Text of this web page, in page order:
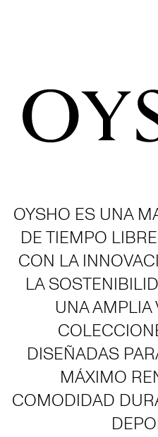
OYSHO ES UNA
DE TIEMPO
CON LA
LA
UNA AMPLIA
DISEÑADAS
MÁXIMO
COMODIDAD